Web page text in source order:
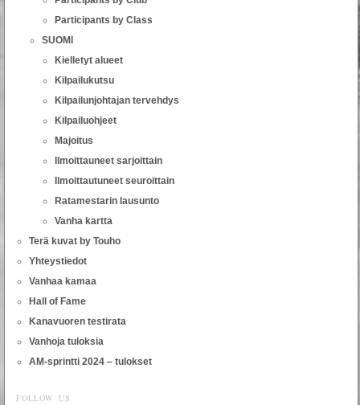
Participants by Class
SUOMI
Kielletyt alueet
Kilpailukutsu
Kilpailunjohtajan tervehdys
Kilpailuohjeet
Majoitus
Ilmoittauneet sarjoittain
Ilmoittautuneet seuroittain
Ratamestarin lausunto
Vanha kartta
Terä kuvat by Touho
Yhteystiedot
Vanhaa kamaa
Hall of Fame
Kanavuoren testirata
Vanhoja tuloksia
AM-sprintti 2024 – tulokset
FOLLOW US